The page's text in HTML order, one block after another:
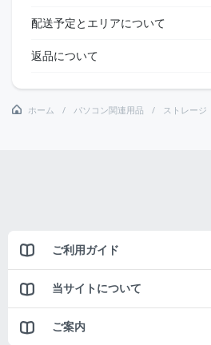
配送予定とエリアについて
返品について
ホーム パソコン関連用品 ストレージ
ご利用ガイド
当サイトについて
ご案内